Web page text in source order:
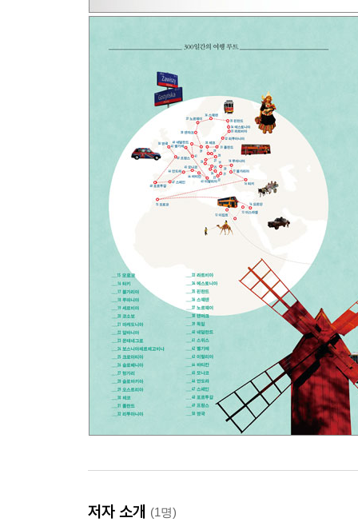
벨지움 아파트먼트
엄마가 뭘 알아? 엄마는 다 알아!
Vatican City
저자 소개 (1명)